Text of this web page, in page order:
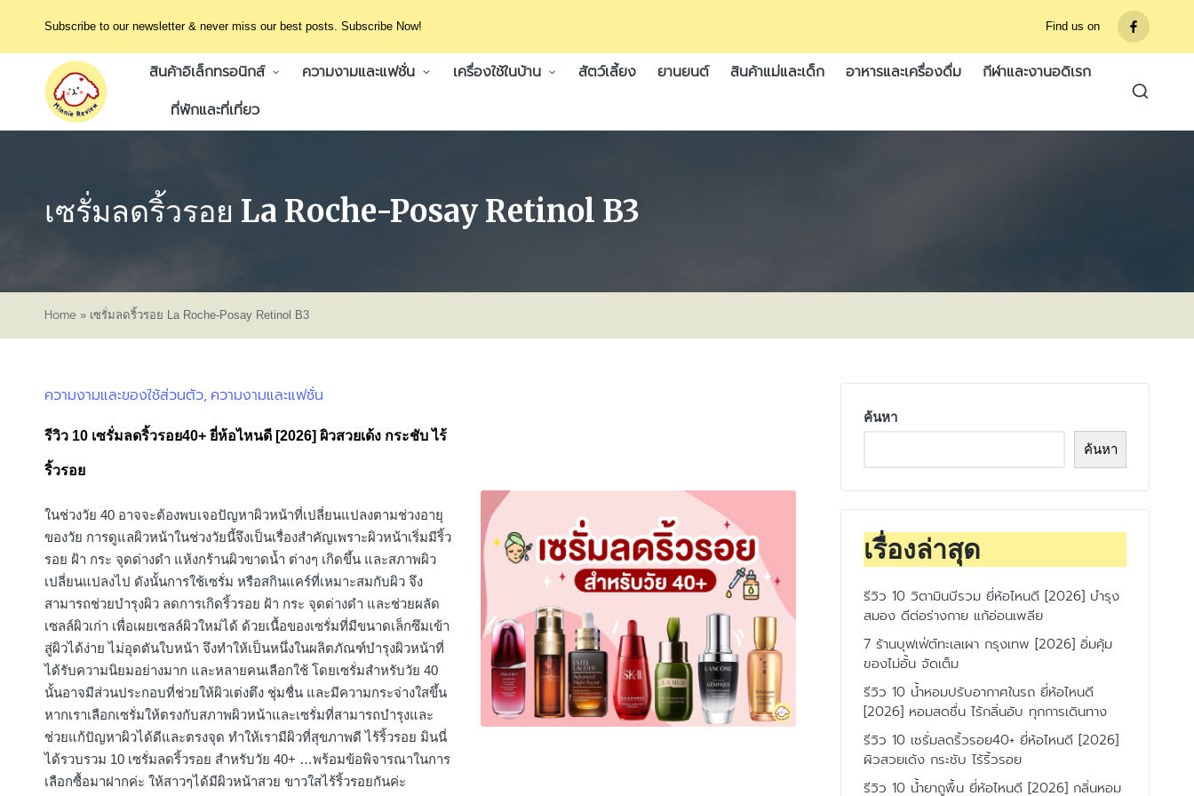
Subscribe to our newsletter & never miss our best posts. Subscribe Now! Find us on
รายการ
เมนู
สินค้าอิเล็กทรอนิกส์ ความงามและแฟชั่น เครื่องใช้ในบ้าน สัตว์เลี้ยง ยานยนต์ สินค้าแม่และเด็ก อาหารและเครื่องดื่ม
กีฬาและงานอดิเรก
ที่พักและที่เที่ยว
เซรั่มลดริ้วรอย La Roche-Posay Retinol B3
Home » เซรั่มลดริ้วรอย La Roche-Posay Retinol B3
Posted
ความงามและของใช้ส่วนตัว ความงามและแฟชั่น
รีวิว 10 เซรั่มลดริ้วรอย40+ ยี่ห้อไหนดี [2026] ผิวสวยเด้ง กระชับ ไร้
ริ้วรอย
ในช่วงวัย 40 อาจจะต้องพบเจอปัญหาผิวหน้าที่เปลี่ยนแปลงตามช่วงอายุ
ของวัย การดูแลผิวหน้าในช่วงวัยนี้จึงเป็นเรื่องสำคัญเพราะผิวหน้าเริ่มมีริ้ว
รอย ฝ้า กระ จุดด่างดำ แห้งกร้านผิวขาดน้ำ ต่างๆ เกิดขึ้น และสภาพผิว
เปลี่ยนแปลงไป ดังนั้นการใช้เซรั่ม หรือสกินแคร์ที่เหมาะสมกับผิว จึง
สามารถช่วยบำรุงผิว ลดการเกิดริ้วรอย ฝ้า กระ จุดด่างดำ และช่วยผลัด
เซลล์ผิวเก่า เพื่อเผยเซลล์ผิวใหม่ได้ ด้วยเนื้อของเซรั่มที่มีขนาดเล็กซึมเข้า
สู่ผิวได้ง่าย ไม่อุดตันใบหน้า จึงทำให้เป็นหนึ่งในผลิตภัณฑ์บำรุงผิวหน้าที่
ได้รับความนิยมอย่างมาก และหลายคนเลือกใช้ โดยเซรั่มสำหรับวัย 40
นั้นอาจมีส่วนประกอบที่ช่วยให้ผิวเต่งตึง ชุ่มชื่น และมีความกระจ่างใสขึ้น
หากเราเลือกเซรั่มให้ตรงกับสภาพผิวหน้าและเซรั่มที่สามารถบำรุงและ
ช่วยแก้ปัญหาผิวได้ดีและตรงจุด ทำให้เรามีผิวที่สุขภาพดี ไร้ริ้วรอย มินนี่
ได้รวบรวม 10 เซรั่มลดริ้วรอย สำหรับวัย 40+ …พร้อมข้อพิจารณาในการ
เลือกซื้อมาฝากค่ะ ให้สาวๆได้มีผิวหน้าสวย ขาวใสไร้ริ้วรอยกันค่ะ
ค้นหา
ค้นหา
เรื่องล่าสุด
รีวิว 10 วิตามินบีรวม ยี่ห้อไหนดี [2026] บำรุง
สมอง ดีต่อร่างกาย แก้อ่อนเพลีย
7 ร้านบุฟเฟ่ต์ทะเลเผา กรุงเทพ [2026] อิ่มคุ้ม
ของไม่อั้น จัดเต็ม
รีวิว 10 น้ำหอมปรับอากาศในรถ ยี่ห้อไหนดี
[2026] หอมสดชื่น ไร้กลิ่นอับ ทุกการเดินทาง
รีวิว 10 เซรั่มลดริ้วรอย40+ ยี่ห้อไหนดี [2026]
ผิวสวยเด้ง กระชับ ไร้ริ้วรอย
รีวิว 10 น้ำยาถูพื้น ยี่ห้อไหนดี [2026] กลิ่นหอม